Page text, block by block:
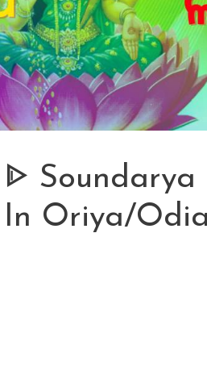
ᐈ
Oriya/